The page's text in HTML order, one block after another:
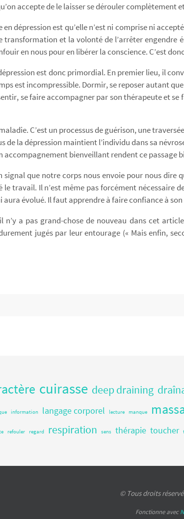
accepte de le laisser se dérouler complètement
dépression est qu’elle n’est ni comprise ni
transformation et la volonté de l’arrêter
en nous pour en libérer la conscience. C’est
est donc primordial. En premier lieu, il
est incompressible. Dormir, se reposer autant
se faire accompagner par son thérapeute et
C’est un processus de guérison, une
de la dépression maintient l’individu dans sa
accompagnement bienveillant rendent ce passage
que notre corps nous envoie pour nous dire
travail. Il n’est même pas forcément nécessaire
aura évolué. Il faut apprendre à faire confiance à
n’y a pas grand-chose de nouveau dans cet
jugés par leur entourage (« Mais enfin,
cuirasse deep draining
information langage corporel lecture manque
refouler regard respiration sens thérapie toucher
© Tous droits
Fonctionne avec